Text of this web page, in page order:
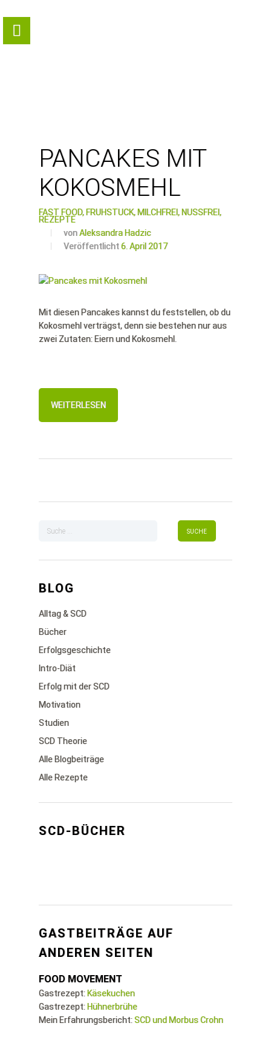
PANCAKES MIT
KOKOSMEHL
FAST FOOD, FRÜHSTÜCK, MILCHFREI, NUSSFREI,
REZEPTE
vonAleksandra Hadzic
Veröffentlicht6. April 2017
Mit diesen Pancakes kannst du feststellen, ob du
Kokosmehl verträgst, denn sie bestehen nur aus
zwei Zutaten: Eiern und Kokosmehl.
WEITERLESEN
BLOG
Alltag & SCD
Bücher
Erfolgsgeschichte
Intro-Diät
Erfolg mit der SCD
Motivation
Studien
SCD Theorie
Alle Blogbeiträge
Alle Rezepte
SCD-BÜCHER
GASTBEITRÄGE AUF
ANDEREN SEITEN
FOOD MOVEMENT
Gastrezept: Käsekuchen
Gastrezept: Hühnerbrühe
Mein Erfahrungsbericht:SCD und Morbus Crohn